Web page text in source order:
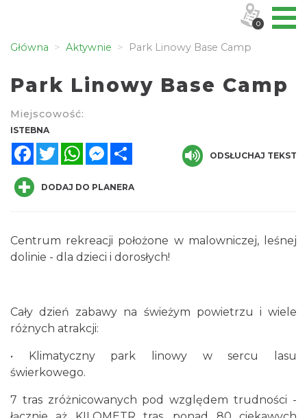
Główna Aktywnie Park Linowy Base Camp
Park Linowy Base Camp
Miejscowość:
ISTEBNA
FacebookTwitterWhatsAppMessenger
ODSŁUCHAJ TEKST
DODAJ DO PLANERA
Centrum rekreacji położone w malowniczej, leśnej
dolinie - dla dzieci i dorosłych!
Cały dzień zabawy na świeżym powietrzu i wiele
różnych atrakcji:
• Klimatyczny park linowy w sercu lasu
świerkowego.
7 tras zróżnicowanych pod względem trudności -
0